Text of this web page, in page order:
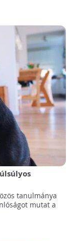
tanulmánya
mutat a